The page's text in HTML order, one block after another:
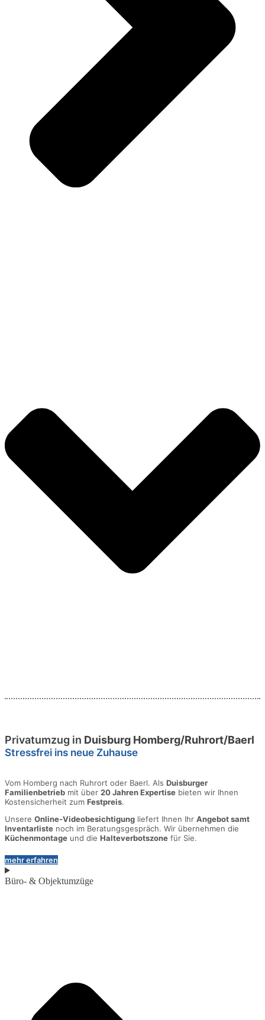
Privatumzug in Duisburg Homberg/Ruhrort/Baerl
Stressfrei ins neue Zuhause
Vom Homberg nach Ruhrort oder Baerl. Als Duisburger
Familienbetrieb mit über 20 Jahren Expertise bieten wir Ihnen
Kostensicherheit zum Festpreis.
Unsere Online-Videobesichtigung liefert Ihnen Ihr Angebot samt
Inventarliste noch im Beratungsgespräch. Wir übernehmen die
Küchenmontage und die Halteverbotszone für Sie.
mehr erfahren
Büro- & Objektumzüge